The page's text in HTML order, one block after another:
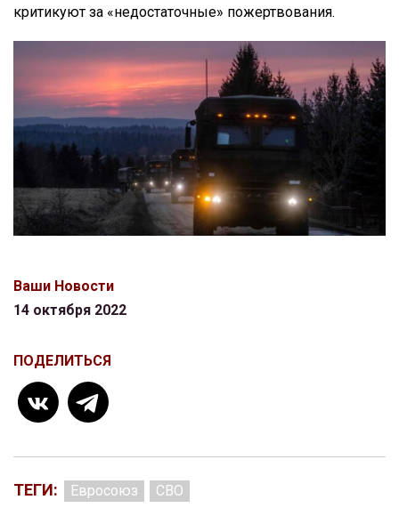
критикуют за «недостаточные» пожертвования.
Ваши Новости
14 октября 2022
ПОДЕЛИТЬСЯ
ТЕГИ: Евросоюз СВО